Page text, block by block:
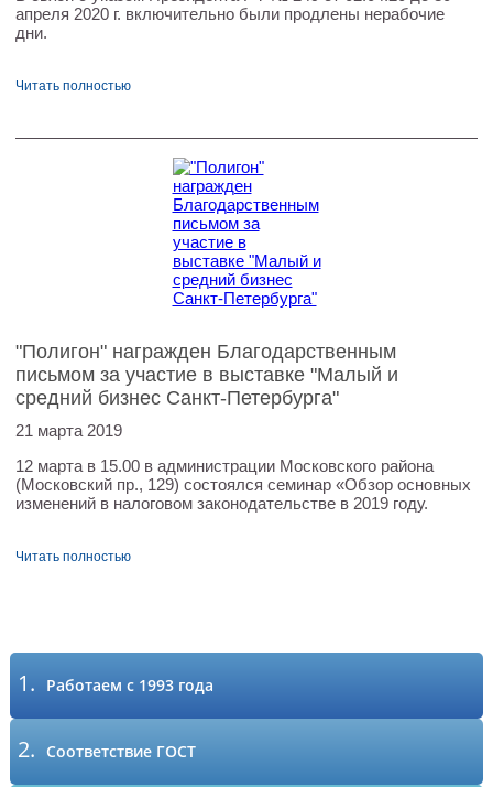
апреля 2020 г. включительно были продлены нерабочие
дни.
Читать полностью
"Полигон" награжден Благодарственным
письмом за участие в выставке "Малый и
средний бизнес Санкт-Петербурга"
21 марта 2019
12 марта в 15.00 в администрации Московского района
(Московский пр., 129) состоялся семинар «Обзор основных
изменений в налоговом законодательстве в 2019 году.
Читать полностью
1. Работаем с 1993 года
2. Соответствие ГОСТ